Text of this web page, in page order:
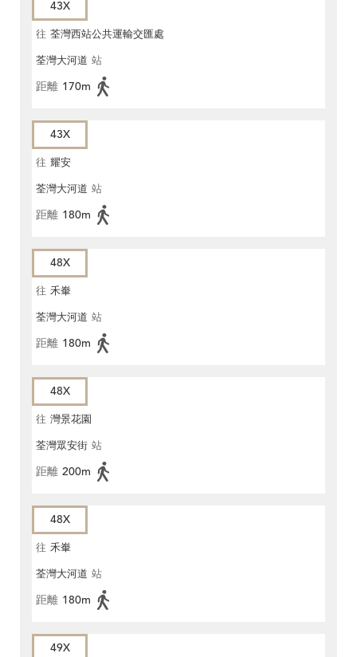
43X
往 荃灣西站公共運輸交匯處
荃灣大河道 站
距離 170m
43X
往 耀安
荃灣大河道 站
距離 180m
48X
往 禾輋
荃灣大河道 站
距離 180m
48X
往 灣景花園
荃灣眾安街 站
距離 200m
48X
往 禾輋
荃灣大河道 站
距離 180m
49X